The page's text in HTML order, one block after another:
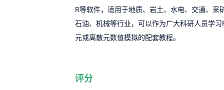
R等软件，适用于地质、岩土、水电、交通、采
石油、机械等行业，可以作为广大科研人员学
元或离散元数值模拟的配套教程。
评分